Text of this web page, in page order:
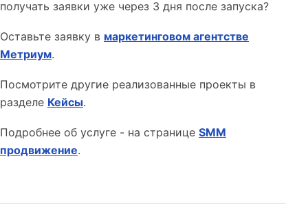
получать заявки уже через 3 дня после запуска?
Оставьте заявку в маркетинговом агентстве
Метриум.
Посмотрите другие реализованные проекты в
разделе Кейсы.
Подробнее об услуге - на странице SMM
продвижение.